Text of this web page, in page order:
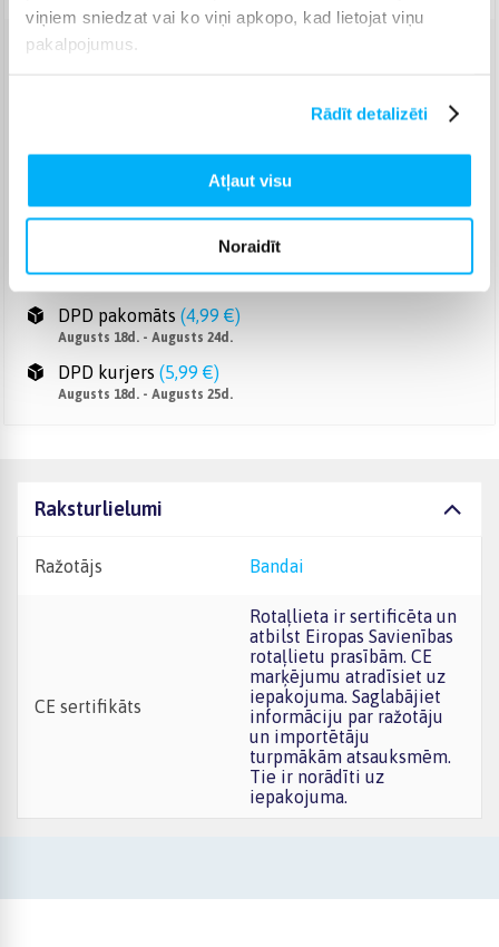
viņiem sniedzat vai ko viņi apkopo, kad lietojat viņu
pakalpojumus.
Rādīt detalizēti
Atļaut visu
Noraidīt
Omniva pakomāts (3,99 €)
Augusts 18d. - Augusts 24d.
Smartposti pakomāts (2,99 €
DPD pakomāts (4,99 €)
Augusts 18d. - Augusts 24d.
DPD kurjers (5,99 €)
Augusts 18d. - Augusts 25d.
Raksturlielumi
Ražotājs Bandai
CE sertifikāts
Rotaļlieta ir sertificēta un
atbilst Eiropas Savienības
rotaļlietu prasībām. CE
marķējumu atradīsiet uz
iepakojuma. Saglabājiet
informāciju par ražotāju
un importētāju
turpmākām atsauksmēm.
Tie ir norādīti uz
iepakojuma.